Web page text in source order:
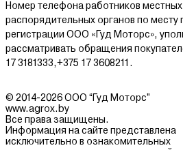
Номер телефона работников
распорядительных органов по месту
регистрации ООО «Гуд Моторс»,
рассматривать обращения
17 3181333,+375 17 3608211.
© 2014-2026 ООО “Гуд Моторс”
www.agrox.by
Все права защищены.
Информация на сайте представлена
исключительно в ознакомительных